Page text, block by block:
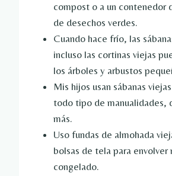
compost o a un contenedor
de desechos verdes.
Cuando hace frío, las
incluso las cortinas viejas
los árboles y arbustos
Mis hijos usan sábanas
todo tipo de manualidades,
más.
Uso fundas de almohada
bolsas de tela para envolver
congelado.